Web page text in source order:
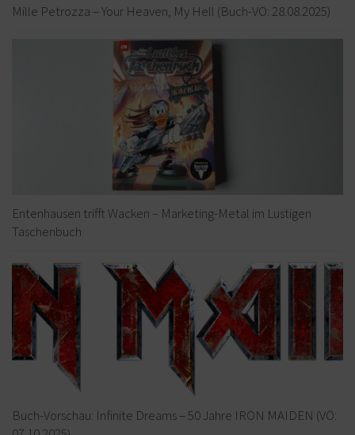
Mille Petrozza – Your Heaven, My Hell (Buch-VÖ: 28.08.2025)
Entenhausen trifft Wacken – Marketing-Metal im Lustigen
Taschenbuch
Buch-Vorschau: Infinite Dreams – 50 Jahre IRON MAIDEN (VÖ: